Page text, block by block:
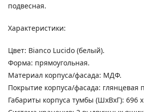
подвесная.
Характеристики:
Цвет: Bianco Lucido (белый).
Форма: прямоугольная.
Материал корпуса/фасада: МДФ.
Покрытие корпуса/фасада: глянцевая
Габариты корпуса тумбы (ШхВхГ): 696